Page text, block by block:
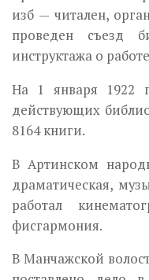
изб — читален,
проведен съезд
инструктажа о
На 1 января 1922
действующих
8164 книги.
В Артинском
драматическая,
работал
фисгармония.
В Манчажской